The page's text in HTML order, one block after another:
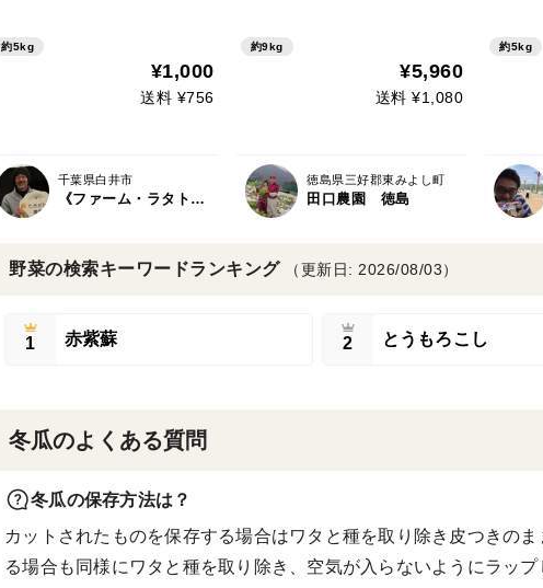
約5kg
¥1,000
送料 ¥756
千葉県白井市
《ファーム・ラタトゥィユ》たきざわ農園
り）２Ｋｇ（５００ｇ入り
４パック）のセット (箱代
少し割引済）…気持ちです
約9kg
¥5,960
送料 ¥1,080
徳島県三好郡東みよし町
田口農園 徳島
約5kg
野菜の検索キーワードランキング （更新日: 2026/08/03）
1 赤紫蘇 2 とうもろこし
冬瓜のよくある質問
冬瓜の保存方法は？
カットされたものを保存する場合はワタと種を取り除き皮つきの
る場合も同様にワタと種を取り除き、空気が入らないようにラッ